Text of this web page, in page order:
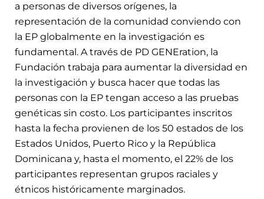
a personas de diversos orígenes, la
representación de la comunidad conviendo con
la EP globalmente en la investigación es
fundamental. A través de PD GENEration, la
Fundación trabaja para aumentar la diversidad en
la investigación y busca hacer que todas las
personas con la EP tengan acceso a las pruebas
genéticas sin costo. Los participantes inscritos
hasta la fecha provienen de los 50 estados de los
Estados Unidos, Puerto Rico y la República
Dominicana y, hasta el momento, el 22% de los
participantes representan grupos raciales y
étnicos históricamente marginados.